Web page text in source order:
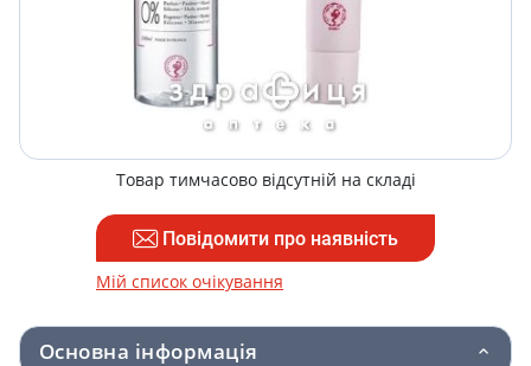
Товар тимчасово відсутній на складі
Повідомити про наявність
Мій список очікування
Основна інформація